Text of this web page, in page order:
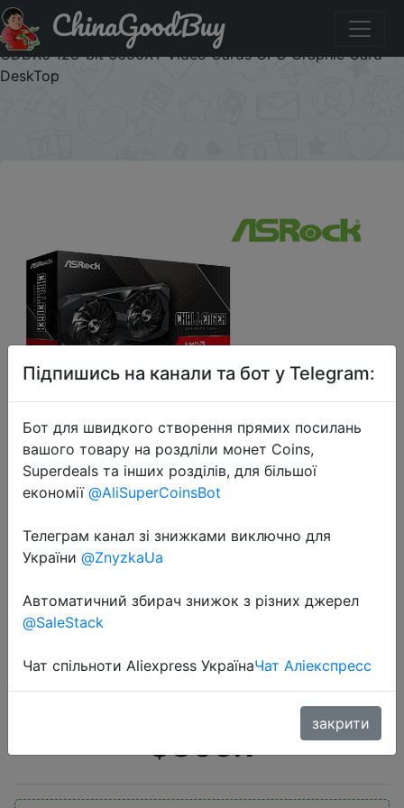
Купити по знижці LEYJC0TDG5UH ASROCK New AMD
Radeon RX 6650 XT Challenger D 8GB OC RX 6650XT
GDDR6 128-bit 6650XT Video Cards GPU Graphic Card
DeskTop
ChinaGoodBuy
2022-11-01
XT Challenger D 8GB OC RX
6650XT GDDR6 128-bit 6650XT
DeskTop
$355.1
Підпишись на канали та бот у Telegram:
Бот для швидкого створення прямих посилань
вашого товару на роздліли монет Coins,
Superdeals та інших розділів, для більшої
економії @AliSuperCoinsBot
Телеграм канал зі знижками виключно для
України @ZnyzkaUa
Автоматичний збирач знижок з різних джерел
@SaleStack
Чат спільноти Aliexpress УкраїнаЧат Аліекспресс
закрити